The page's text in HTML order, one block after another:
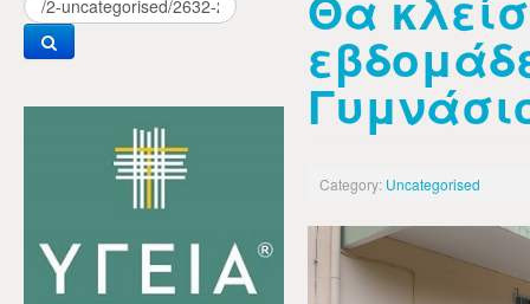
Category: Uncategorised